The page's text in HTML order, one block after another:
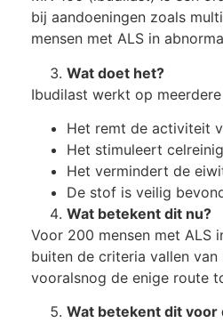
bij aandoeningen zoals
mensen met ALS in
Wat doet het?
Ibudilast werkt op
Het remt de activiteit
Het stimuleert
Het vermindert de
De stof is veilig
Wat betekent dit nu?
Voor 200 mensen met ALS
buiten de criteria vallen
vooralsnog de enige route
Wat betekent dit voor